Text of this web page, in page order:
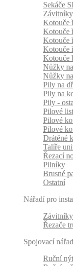
Sekáče
Kotouče
Kotouče
Kotouče
Kotouče
Kotouče
Nůžky
Nůžky
Pily na
Pily na
Pily -
Pilové
Pilové
Pilové
Drátěné
Talíře
Řezací
Pilníky
Brusné
Ostatní
Nářadí pro
Řezače
Spojovací
Ruční